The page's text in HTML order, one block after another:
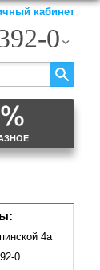
кабинет
0
4а
0